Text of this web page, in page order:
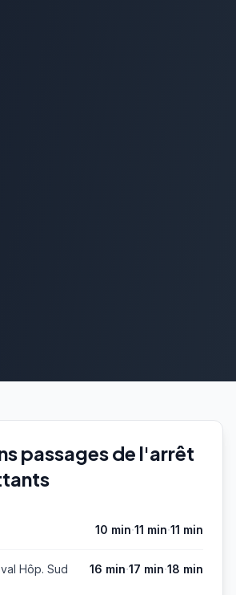
passages de l'arrêt
10 min·11 min·11 min
Hôp. Sud 16 min·17 min·18 min